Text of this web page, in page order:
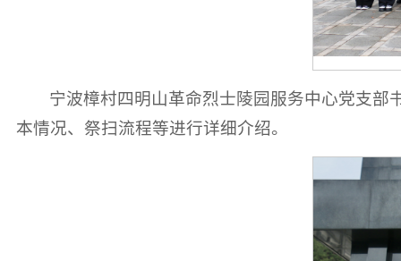
宁波樟村四明山革命烈士陵园服务中心党支
本情况、祭扫流程等进行详细介绍。